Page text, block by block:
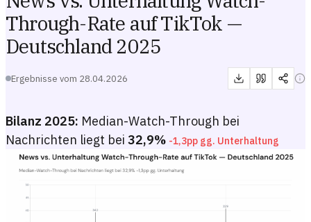
Through-Rate auf TikTok —
Deutschland 2025
Ergebnisse vom 28.04.2026
Bilanz 2025: Median-Watch-Through bei
Nachrichten liegt bei 32,9% -1,3pp gg. Unterhaltung
News vs. Unterhaltung Watch-Through-Rate auf TikTok —
Balkendiagramm mit Median-Watch-Through-Rate pro Nutzer:in